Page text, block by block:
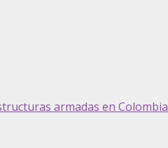
armadas en Colombia